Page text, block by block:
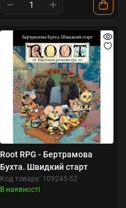
Root RPG - Бертрамова
Бухта. Швидкий старт
Код товару: 109245-52
В наявності